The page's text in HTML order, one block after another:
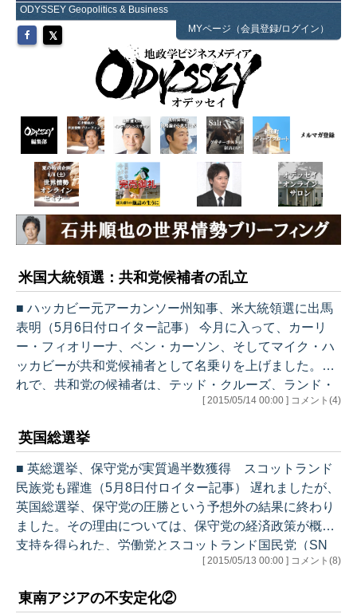
ODYSSEY Geopolitics & Business
MYページ（会員登録/ログイン）
米国大統領選：共和党候補者の乱立
■ ハッカビー元アーカンソー州知事、米大統領選に出馬
表明（5月6日付ロイター記事） 今月に入って、カーリ
ー・フィオリーナ、ベン・カーソン、そしてマイク・ハ
ッカビーが共和党候補者として名乗りを上げました。こ
れで、共和党の候補者は、テッド・クルーズ、ランド・
ポール、マルコ・ルビオに加えて既に6名。 これから、
とは確実で、他にも有力視されている政治家が何人かい
ますから、果たして何人の候補が出てくることになるの
か。さながら戦国時代の様相を呈しています。 フィオリ
ーナとカーソンに共通しているのは、政治経験がまった
くないこと。これがプラスと出るかマイ…
[ 2015/05/14 00:00 ] コメント(4)
英国総選挙
■ 英総選挙、保守党が実質過半数獲得 スコットランド
民族党も躍進（5月8日付ロイター記事） 遅れましたが、
英国総選挙、保守党の圧勝という予想外の結果に終わり
ました。その理由については、保守党の経済政策が概ね
支持を得られた、労働党とスコットランド国民党（SN
P）の協力可能性に有権者が危機感をもった、労働党の
既に色々と論じられているとおりですが、これらに加え
[ 2015/05/13 00:00 ] コメント(8)
東南アジアの不安定化②